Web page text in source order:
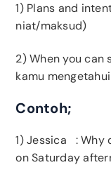
1) Plans and
niat/maksud)
2) When you can
kamu
Contoh;
1)Jessica : Why
on Saturday